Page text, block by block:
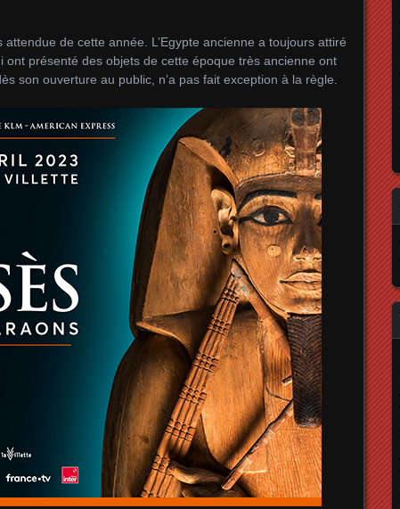
attendue de cette année. L’Egypte ancienne a toujours attiré
ont présenté des objets de cette époque très ancienne ont
son ouverture au public, n’a pas fait exception à la règle.